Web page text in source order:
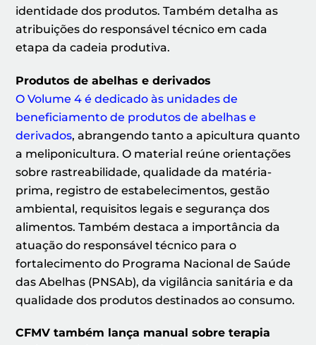
identidade dos produtos. Também detalha as
atribuições do responsável técnico em cada
etapa da cadeia produtiva.
Produtos de abelhas e derivados
O Volume 4 é dedicado às unidades de
beneficiamento de produtos de abelhas e
derivados, abrangendo tanto a apicultura quanto
a meliponicultura. O material reúne orientações
sobre rastreabilidade, qualidade da matéria-
prima, registro de estabelecimentos, gestão
ambiental, requisitos legais e segurança dos
alimentos. Também destaca a importância da
atuação do responsável técnico para o
fortalecimento do Programa Nacional de Saúde
das Abelhas (PNSAb), da vigilância sanitária e da
qualidade dos produtos destinados ao consumo.
CFMV também lança manual sobre terapia